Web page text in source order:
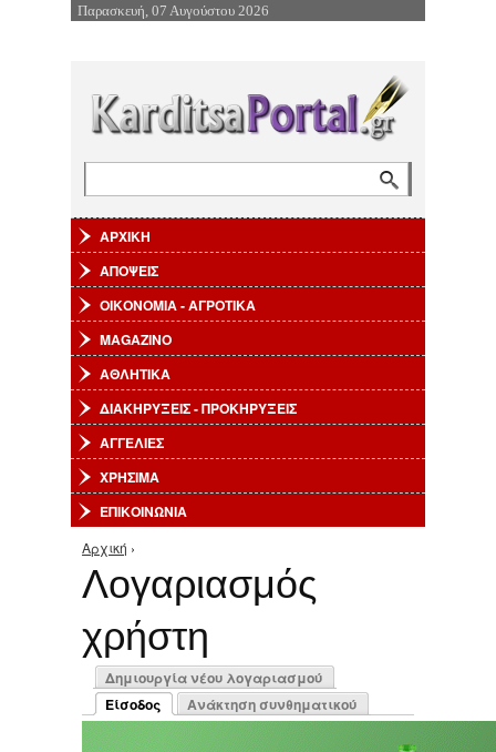
Επιστροφή στην Πλοήγηση
Παρασκευή, 07 Αυγούστου 2026
ΑΡΧΙΚΗ
ΑΠΟΨΕΙΣ
ΟΙΚΟΝΟΜΙΑ - ΑΓΡΟΤΙΚΑ
MAGAZINO
ΑΘΛΗΤΙΚΑ
ΔΙΑΚΗΡΥΞΕΙΣ - ΠΡΟΚΗΡΥΞΕΙΣ
ΑΓΓΕΛΙΕΣ
ΧΡΗΣΙΜΑ
ΕΠΙΚΟΙΝΩΝΙΑ
Είστε εδώ
Αρχική ›
Λογαριασμός
χρήστη
Πρωτεύουσες καρτέλες
Δημιουργία νέου λογαριασμού
Είσοδος
(ενεργή καρτέλα)
Ανάκτηση συνθηματικού